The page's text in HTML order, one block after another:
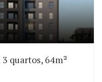
quartos, 64m²